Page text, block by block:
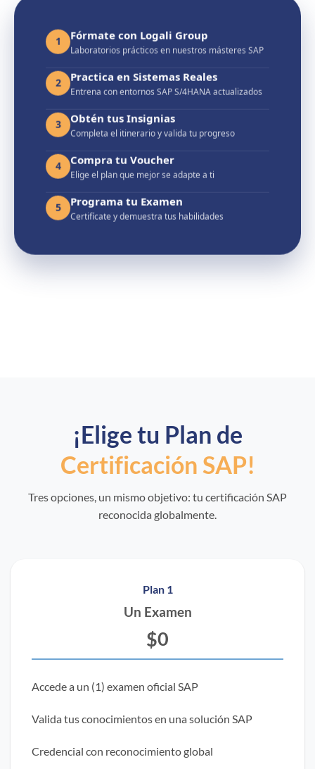
1 Fórmate con Logali Group
Laboratorios prácticos en nuestros másteres SAP
2 Practica en Sistemas Reales
Entrena con entornos SAP S/4HANA actualizados
3 Obtén tus Insignias
Completa el itinerario y valida tu progreso
4 Compra tu Voucher
Elige el plan que mejor se adapte a ti
5 Programa tu Examen
Certifícate y demuestra tus habilidades
¡Elige tu Plan de
Certificación SAP!
Tres opciones, un mismo objetivo: tu certificación SAP
reconocida globalmente.
Plan 1
Un Examen
$0
Accede a un (1) examen oficial SAP
Valida tus conocimientos en una solución SAP
Credencial con reconocimiento global